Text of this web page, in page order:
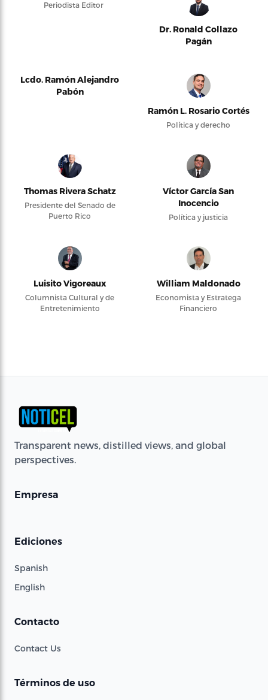
Periodista Editor
Dr. Ronald Collazo
Pagán
Lcdo. Ramón Alejandro
Pabón
Ramón L. Rosario Cortés
Política y derecho
Thomas Rivera Schatz
Presidente del Senado de
Puerto Rico
Víctor García San
Inocencio
Política y justicia
Luisito Vigoreaux
Columnista Cultural y de
Entretenimiento
William Maldonado
Economista y Estratega
Financiero
Transparent news, distilled views, and global
perspectives.
Empresa
Ediciones
Spanish
English
Contacto
Contact Us
Términos de uso